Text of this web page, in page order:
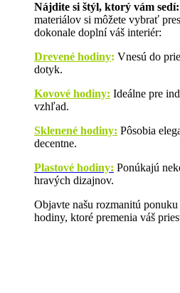
Nájdite si štýl, ktorý vám sedí:
materiálov si môžete vybrať
dokonale doplní váš interiér:
Drevené hodiny: Vnesú do
dotyk.
Kovové hodiny: Ideálne pre
vzhľad.
Sklenené hodiny: Pôsobia
decentne.
Plastové hodiny: Ponúkajú
hravých dizajnov.
Objavte našu rozmanitú ponuku
hodiny, ktoré premenia váš